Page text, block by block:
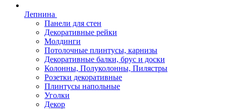
Лепнина
Панели для стен
Декоративные рейки
Молдинги
Потолочные плинтусы, карнизы
Декоративные балки, брус и доски
Колонны, Полуколонны, Пилястры
Розетки декоративные
Плинтусы напольные
Уголки
Декор